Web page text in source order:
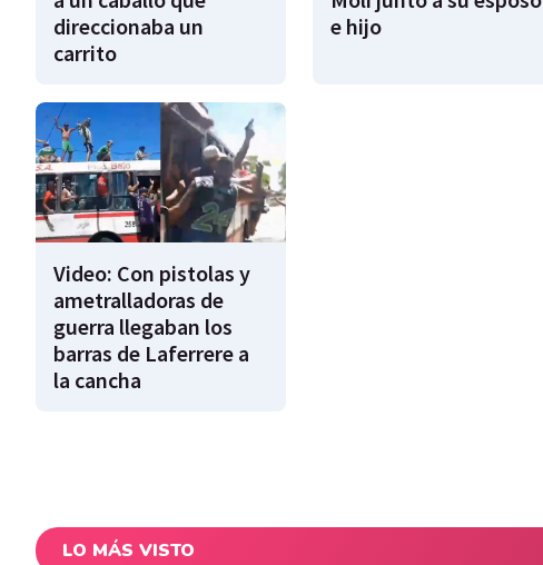
direccionaba un
carrito
e hijo
Video: Con pistolas y
ametralladoras de
guerra llegaban los
barras de Laferrere a
la cancha
LO MÁS VISTO